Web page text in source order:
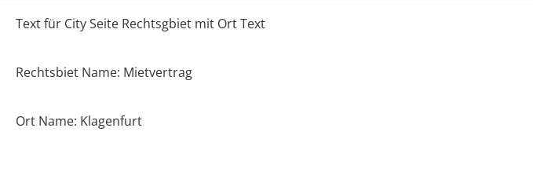
Text für City Seite Rechtsgbiet mit Ort Text
Rechtsbiet Name: Mietvertrag
Ort Name: Klagenfurt